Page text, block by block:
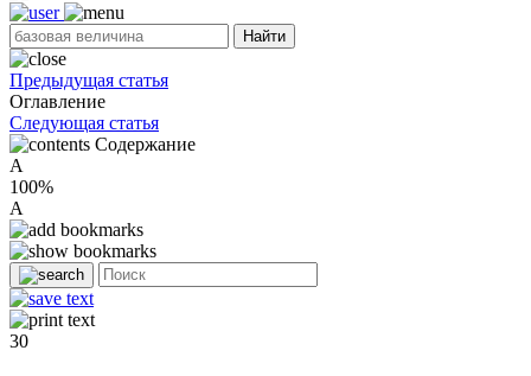
Найти
Предыдущая статья
Оглавление
Следующая статья
Содержание
A
100%
A
30